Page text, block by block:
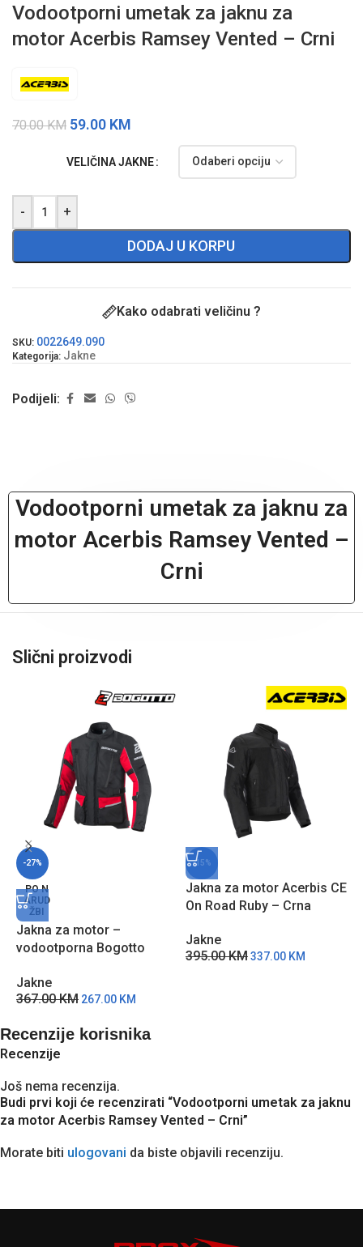
Vodootporni umetak za jaknu za
motor Acerbis Ramsey Vented – Crni
70.00KM 59.00 KM
VELIČINA JAKNE
- +
DODAJ U KORPU
Kako odabrati veličinu ?
SKU: 0022649.090
Kategorija: Jakne
Podijeli:
Vodootporni umetak za jaknu za
motor Acerbis Ramsey Vented –
Crni
Slični proizvodi
-27%
PO N
ARUD
ŽBI
Jakna za motor –
vodootporna Bogotto
Jakne
367.00KM 267.00 KM
-15%
Jakna za motor Acerbis CE
On Road Ruby – Crna
Jakne
395.00KM337.00 KM
Recenzije korisnika
Recenzije
Još nema recenzija.
Budi prvi koji će recenzirati “Vodootporni umetak za jaknu
za motor Acerbis Ramsey Vented – Crni”
Morate biti ulogovani da biste objavili recenziju.